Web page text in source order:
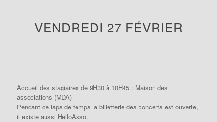
VENDREDI 27 FÉVRIER
Accueil des stagiaires de 9H30 à 10H45 : Maison des
associations (MDA)
Pendant ce laps de temps la billetterie des concerts est ouverte,
il existe aussi HelloAsso.